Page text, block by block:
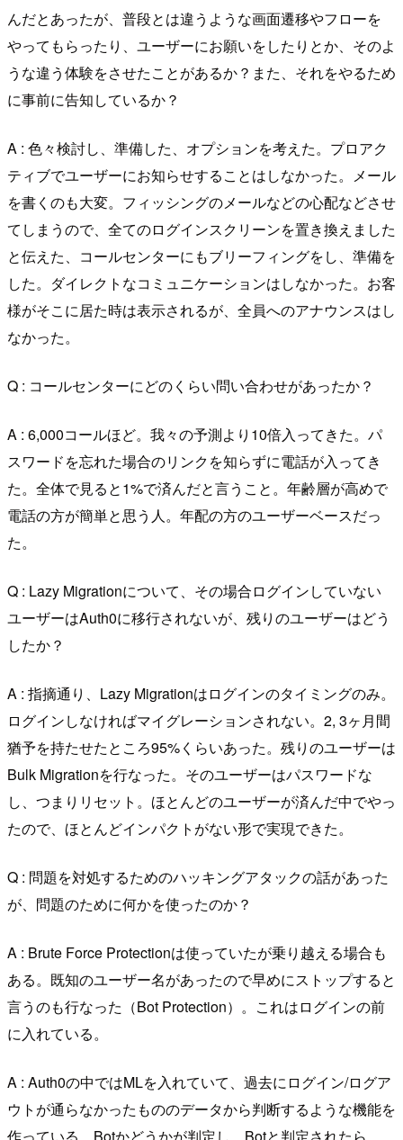
んだとあったが、普段とは違うような画面遷移やフローを
やってもらったり、ユーザーにお願いをしたりとか、そのよ
うな違う体験をさせたことがあるか？また、それをやるため
に事前に告知しているか？
A : 色々検討し、準備した、オプションを考えた。プロアク
ティブでユーザーにお知らせすることはしなかった。メール
を書くのも大変。フィッシングのメールなどの心配などさせ
てしまうので、全てのログインスクリーンを置き換えました
と伝えた、コールセンターにもブリーフィングをし、準備を
した。ダイレクトなコミュニケーションはしなかった。お客
様がそこに居た時は表示されるが、全員へのアナウンスはし
なかった。
Q : コールセンターにどのくらい問い合わせがあったか？
A : 6,000コールほど。我々の予測より10倍入ってきた。パ
スワードを忘れた場合のリンクを知らずに電話が入ってき
た。全体で見ると1%で済んだと言うこと。年齢層が高めで
電話の方が簡単と思う人。年配の方のユーザーベースだっ
た。
Q : Lazy Migrationについて、その場合ログインしていない
ユーザーはAuth0に移行されないが、残りのユーザーはどう
したか？
A : 指摘通り、Lazy Migrationはログインのタイミングのみ。
ログインしなければマイグレーションされない。2, 3ヶ月間
猶予を持たせたところ95%くらいあった。残りのユーザーは
Bulk Migrationを行なった。そのユーザーはパスワードな
し、つまりリセット。ほとんどのユーザーが済んだ中でやっ
たので、ほとんどインパクトがない形で実現できた。
Q : 問題を対処するためのハッキングアタックの話があった
が、問題のために何かを使ったのか？
A : Brute Force Protectionは使っていたが乗り越える場合も
ある。既知のユーザー名があったので早めにストップすると
言うのも行なった（Bot Protection）。これはログインの前
に入れている。
A : Auth0の中ではMLを入れていて、過去にログイン/ログア
ウトが通らなかったもののデータから判断するような機能を